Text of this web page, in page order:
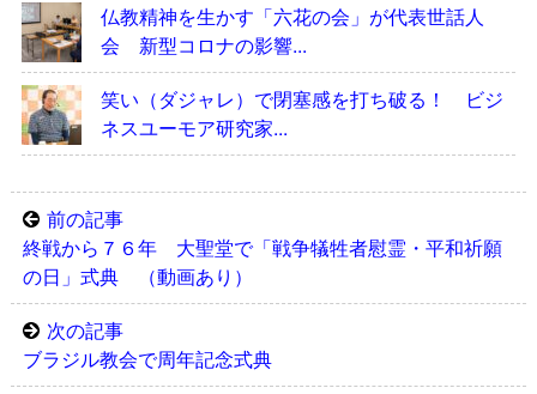
仏教精神を生かす「六花の会」が代表世話人
会 新型コロナの影響...
笑い（ダジャレ）で閉塞感を打ち破る！ ビジ
ネスユーモア研究家...
前の記事
終戦から７６年 大聖堂で「戦争犠牲者慰霊・平和祈願
の日」式典 （動画あり）
次の記事
ブラジル教会で周年記念式典